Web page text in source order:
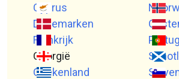
Cyprus
Denemarken
Frankrijk
Georgië
Griekenland